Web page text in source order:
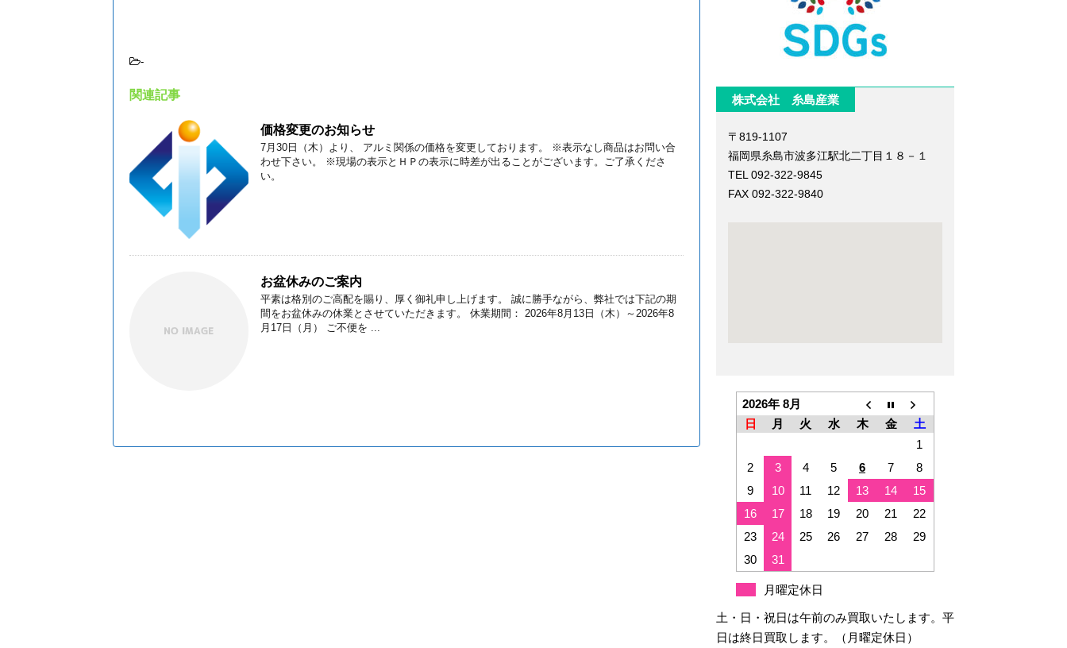
-
関連記事
価格変更のお知らせ
7月30日（木）より、 アルミ関係の価格を変更しております。 ※表示なし商品はお問い合
わせ下さい。 ※現場の表示とＨＰの表示に時差が出ることがございます。ご了承くださ
い。
お盆休みのご案内
平素は格別のご高配を賜り、厚く御礼申し上げます。 誠に勝手ながら、弊社では下記の期
間をお盆休みの休業とさせていただきます。 休業期間： 2026年8月13日（木）～2026年8
月17日（月） ご不便を ...
株式会社 糸島産業
〒819-1107
福岡県糸島市波多江駅北二丁目１８－１
TEL 092-322-9845
FAX 092-322-9840
2026年 8月
日
月 火 水 木 金
土
1
2
3 4 5 6 7
8
9
10 11 12 13 14
15
16
17 18 19 20 21
22
23
24 25 26 27 28
29
30
31
月曜定休日
土・日・祝日は午前のみ買取いたします。平
日は終日買取します。（月曜定休日）